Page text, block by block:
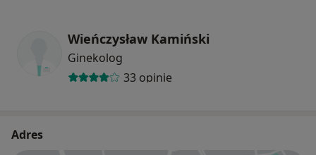
Wieńczysław Kamiński
Ginekolog
33 opinie
Adres